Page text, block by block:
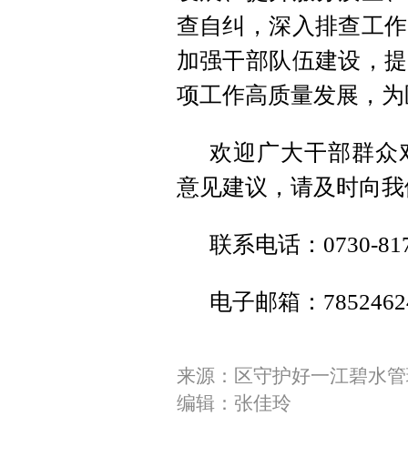
查自纠，深入排查工
加强干部队伍建设，
项工作高质量发展，
欢迎广大干部群众
意见建议，请及时向
联系电话：0730-
电子邮箱：
来源：区守护好一江碧水
编辑：张佳玲